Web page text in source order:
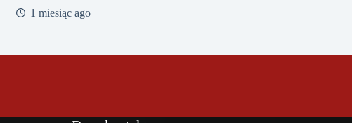
1 miesiąc ago